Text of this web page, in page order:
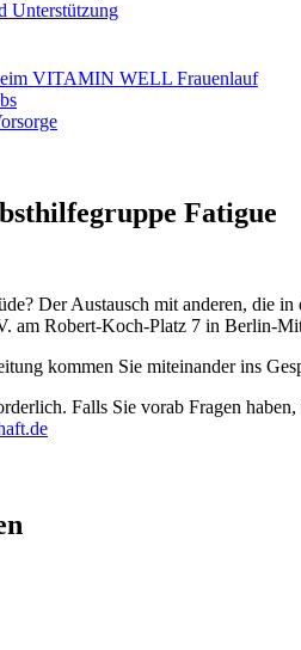
Unterstützung
VITAMIN WELL Frauenlauf
Fatigue
Der Austausch mit anderen, die
am Robert-Koch-Platz 7 in Berlin-
kommen Sie miteinander ins
Falls Sie vorab Fragen